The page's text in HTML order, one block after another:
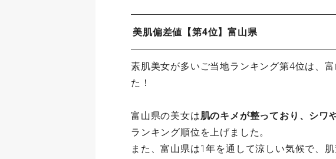
美肌偏差値【第4位】富山県
素肌美女が多いご当地ランキング第4位は、
た！
富山県の美女は肌のキメが整っており、シワ
ランキング順位を上げました。
また、富山県は1年を通して涼しい気候で、